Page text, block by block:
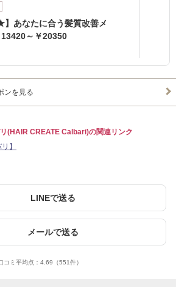
】あなたに合う髪質改善メ
～￥20350
ンを見る
(HAIR CREATE Calbari)の関連リンク
】
LINEで送る
メールで送る
コミ平均点： 4.69 （551件）